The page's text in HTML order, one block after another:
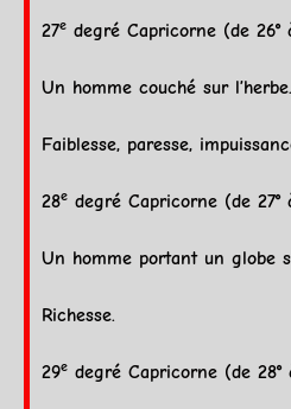
27e degré Capricorne (de 26°
Un homme couché sur
Faiblesse, paresse,
28e degré Capricorne (de 27°
Un homme portant un globe
Richesse.
29e degré Capricorne (de 28°